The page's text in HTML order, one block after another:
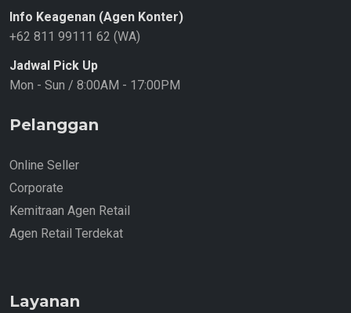
Info Keagenan (Agen Konter)
+62 811 99111 62 (WA)
Jadwal Pick Up
Mon - Sun / 8:00AM - 17:00PM
Pelanggan
Online Seller
Corporate
Kemitraan Agen Retail
Agen Retail Terdekat
Layanan